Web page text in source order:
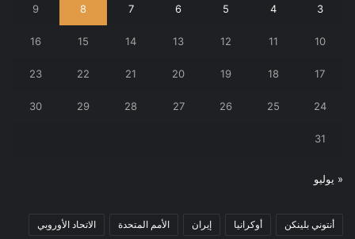
3
4
5
6
7
8
9
10
11
12
13
14
15
16
17
18
19
20
21
22
23
24
25
26
27
28
29
30
31
« يوليو
أنتوني بلينكن أوكرانيا إيران الأمم المتحدة الاتحاد الأوروبي